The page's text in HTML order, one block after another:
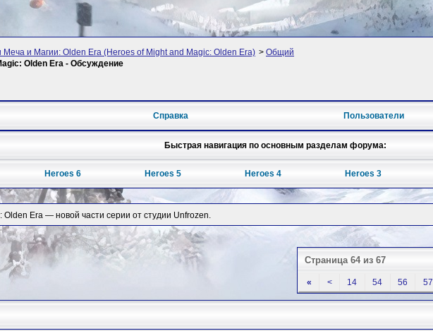
Меча и Магии: Olden Era (Heroes of Might and Magic: Olden Era) > Общий
Olden Era - Обсуждение
Справка Пользователи
Быстрая навигация по основным разделам форума:
Heroes 6 Heroes 5 Heroes 4 Heroes 3
Era — новой части серии от студии Unfrozen.
Страница 64 из 67
« < 14 54 56 57